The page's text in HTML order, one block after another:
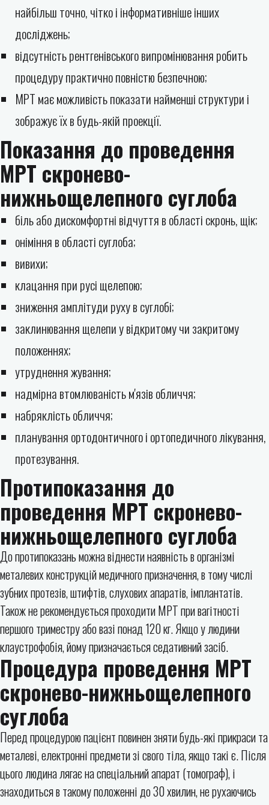
найбільш точно, чітко і інформативніше інших
досліджень;
відсутність рентгенівського випромінювання робить
процедуру практично повністю безпечною;
МРТ має можливість показати найменші структури і
зображує їх в будь-якій проекції.
Показання до проведення
МРТ скронево-
нижньощелепного суглоба
біль або дискомфортні відчуття в області скронь, щік;
оніміння в області суглоба;
вивихи;
клацання при русі щелепою;
зниження амплітуди руху в суглобі;
заклинювання щелепи у відкритому чи закритому
положеннях;
утруднення жування;
надмірна втомлюваність м'язів обличчя;
набряклість обличчя;
планування ортодонтичного і ортопедичного лікування,
протезування.
Протипоказання до
проведення МРТ скронево-
нижньощелепного суглоба
До протипоказань можна віднести наявність в організмі
металевих конструкцій медичного призначення, в тому числі
зубних протезів, штифтів, слухових апаратів, імплантатів.
Також не рекомендується проходити МРТ при вагітності
першого триместру або вазі понад 120 кг. Якщо у людини
клаустрофобія, йому призначається седативний засіб.
Процедура проведення МРТ
скронево-нижньощелепного
суглоба
Перед процедурою пацієнт повинен зняти будь-які прикраси та
металеві, електронні предмети зі свого тіла, якщо такі є. Після
цього людина лягає на спеціальний апарат (томограф), і
знаходиться в такому положенні до 30 хвилин, не рухаючись